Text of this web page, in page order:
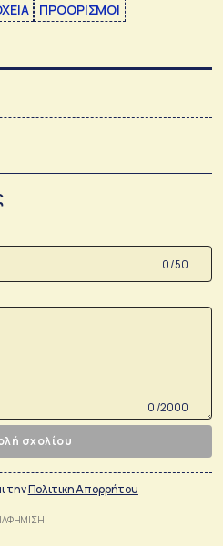
ΠΡΟΟΡΙΣΜΟΙ
0 /50
0 /2000
σχολίου
τηνΠολιτικη Απορρήτου